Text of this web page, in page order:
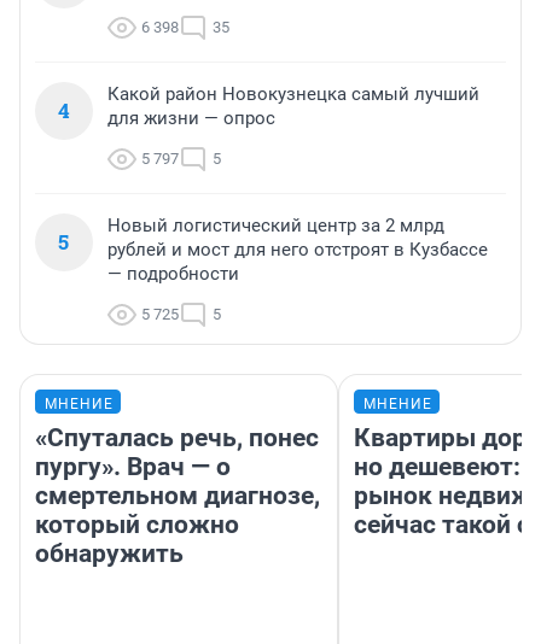
6 398 35
4
Какой район Новокузнецка самый лучший
для жизни — опрос
5 797 5
5
Новый логистический центр за 2 млрд
рублей и мост для него отстроят в Кузбассе
— подробности
5 725 5
МНЕНИЕ
«Спуталась речь, понес
пургу». Врач — о
смертельном диагнозе,
который сложно
обнаружить
МНЕНИЕ
Квартиры
но дешевеют:
рынок
сейчас такой